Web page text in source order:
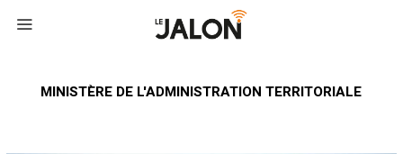
MINISTÈRE DE L'ADMINISTRATION TERRITORIALE